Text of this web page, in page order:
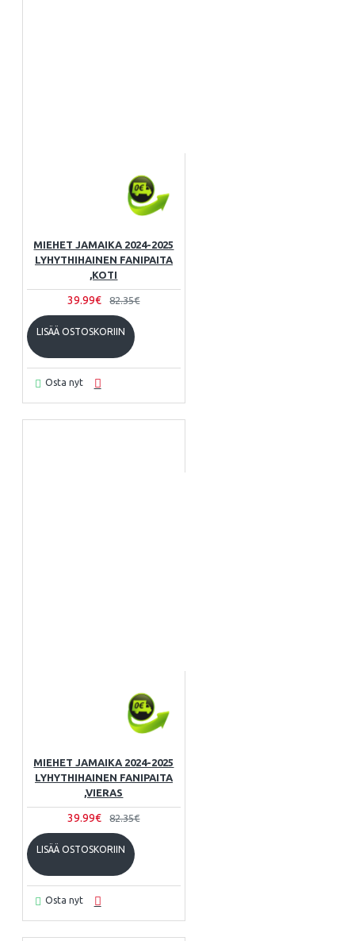
MIEHET JAMAIKA 2024-2025
LYHYTHIHAINEN FANIPAITA
,KOTI
39.99€ 82.35€
LISÄÄ OSTOSKORIIN
Osta nyt
MIEHET JAMAIKA 2024-2025
LYHYTHIHAINEN FANIPAITA
,VIERAS
39.99€ 82.35€
LISÄÄ OSTOSKORIIN
Osta nyt